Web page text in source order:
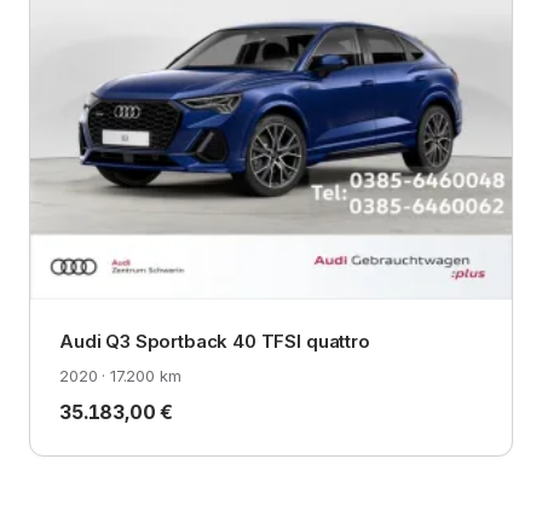
Audi Q3 Sportback 40 TFSI quattro
2020 · 17.200 km
35.183,00 €